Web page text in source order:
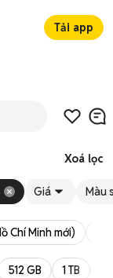
Tải app
Xoá lọc
Giá Màu
Chí Minh mới)
512 GB 1 TB